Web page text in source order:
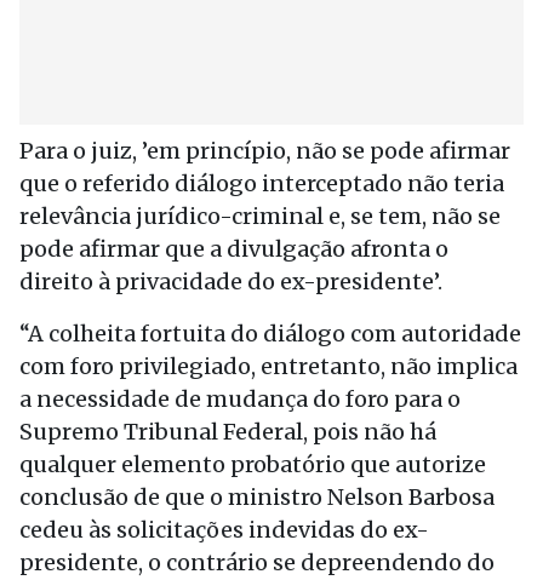
Para o juiz, ’em princípio, não se pode afirmar
que o referido diálogo interceptado não teria
relevância jurídico-criminal e, se tem, não se
pode afirmar que a divulgação afronta o
direito à privacidade do ex-presidente’.
“A colheita fortuita do diálogo com autoridade
com foro privilegiado, entretanto, não implica
a necessidade de mudança do foro para o
Supremo Tribunal Federal, pois não há
qualquer elemento probatório que autorize
conclusão de que o ministro Nelson Barbosa
cedeu às solicitações indevidas do ex-
presidente, o contrário se depreendendo do